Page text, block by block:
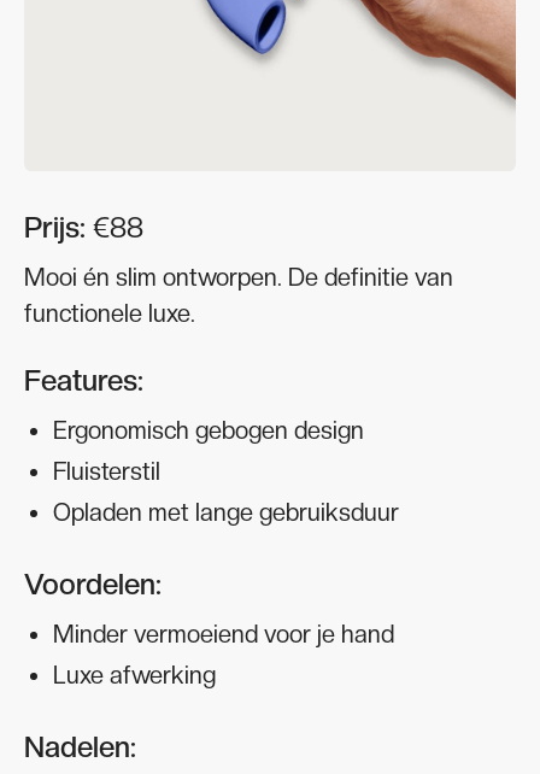
Prijs: €88
Mooi én slim ontworpen. De definitie van
functionele luxe.
Features:
Ergonomisch gebogen design
Fluisterstil
Opladen met lange gebruiksduur
Voordelen:
Minder vermoeiend voor je hand
Luxe afwerking
Nadelen: